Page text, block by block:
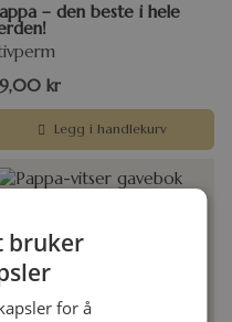
– den beste i hele
kr
Legg i handlekurv
bruker
for å